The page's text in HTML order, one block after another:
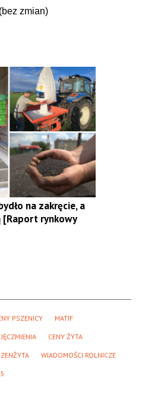
zmian)
na zakręcie, a
[Raport rynkowy
PSZENICY MATIF
CENY ŻYTA
WIADOMOŚCI ROLNICZE